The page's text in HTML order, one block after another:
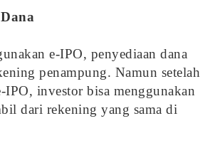
e-IPO, penyediaan dana
penampung. Namun setelah
IPO, investor bisa menggunakan
dari rekening yang sama di